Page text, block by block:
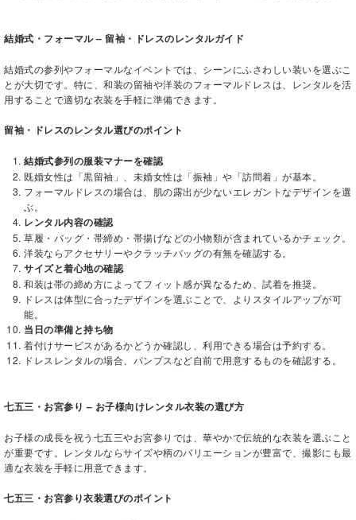
結婚式・フォーマル – 留袖・ドレスのレンタルガイド
結婚式の参列やフォーマルなイベントでは、シーンにふさわしい装いを選ぶこ
とが大切です。特に、和装の留袖や洋装のフォーマルドレスは、レンタルを活
用することで適切な衣装を手軽に準備できます。
留袖・ドレスのレンタル選びのポイント
結婚式参列の服装マナーを確認
既婚女性は「黒留袖」、未婚女性は「振袖」や「訪問着」が基本。
フォーマルドレスの場合は、肌の露出が少ないエレガントなデザインを選
ぶ。
レンタル内容の確認
草履・バッグ・帯締め・帯揚げなどの小物類が含まれているかチェック。
洋装ならアクセサリーやクラッチバッグの有無を確認する。
サイズと着心地の確認
和装は帯の締め方によってフィット感が異なるため、試着を推奨。
ドレスは体型に合ったデザインを選ぶことで、よりスタイルアップが可
能。
当日の準備と持ち物
着付けサービスがあるかどうか確認し、利用できる場合は予約する。
ドレスレンタルの場合、パンプスなど自前で用意するものを確認する。
七五三・お宮参り – お子様向けレンタル衣装の選び方
お子様の成長を祝う七五三やお宮参りでは、華やかで伝統的な衣装を選ぶこと
が重要です。レンタルならサイズや柄のバリエーションが豊富で、撮影にも最
適な衣装を手軽に用意できます。
七五三・お宮参り衣装選びのポイント